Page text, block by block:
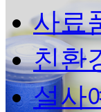
사료
친환
설사